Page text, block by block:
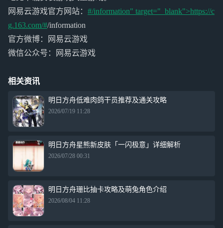
网易云游戏官方网站： #/information" target="_blank">https://c
g.163.com/#/information
官方微博：网易云游戏
微信公众号：网易云游戏
相关资讯
明日方舟低难肉鸽干员推荐及通关攻略
2026/07/19 11:28
明日方舟星熊新皮肤「一闪极意」详细解析
2026/07/28 00:31
明日方舟珊比抽卡攻略及萌兔角色介绍
2026/08/04 11:28